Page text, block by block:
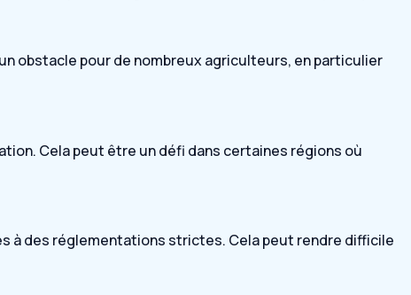
obstacle pour de nombreux agriculteurs, en particulier
Cela peut être un défi dans certaines régions où
à des réglementations strictes. Cela peut rendre difficile